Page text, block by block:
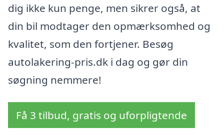
dig ikke kun penge, men sikrer også, at
din bil modtager den opmærksomhed og
kvalitet, som den fortjener. Besøg
autolakering-pris.dk i dag og gør din
søgning nemmere!
Få 3 tilbud, gratis og uforpligtende